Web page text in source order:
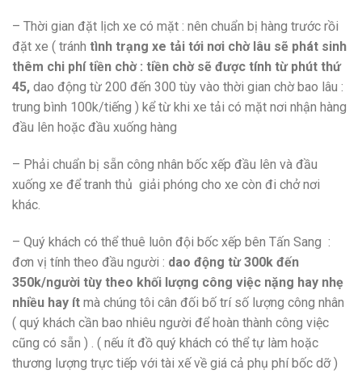
– Thời gian đặt lịch xe có mặt : nên chuẩn bị hàng trước rồi
đặt xe ( tránh tình trạng xe tải tới nơi chờ lâu sẽ phát sinh
thêm chi phí tiền chờ : tiền chờ sẽ được tính từ phút thứ
45, dao động từ 200 đến 300 tùy vào thời gian chờ bao lâu :
trung bình 100k/tiếng ) kể từ khi xe tải có mặt nơi nhận hàng
đầu lên hoặc đầu xuống hàng
– Phải chuẩn bị sẵn công nhân bốc xếp đầu lên và đầu
xuống xe để tranh thủ giải phóng cho xe còn đi chở nơi
khác.
– Quý khách có thể thuê luôn đội bốc xếp bên Tấn Sang :
đơn vị tính theo đầu người : dao động từ 300k đến
350k/người tùy theo khối lượng công việc nặng hay nhẹ
nhiều hay ít mà chúng tôi cân đối bố trí số lượng công nhân
( quý khách cần bao nhiêu người để hoàn thành công việc
cũng có sẵn ) . ( nếu ít đồ quý khách có thể tự làm hoặc
thương lượng trực tiếp với tài xế về giá cả phụ phí bốc dỡ )